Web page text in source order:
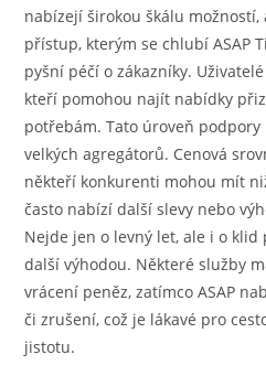
nabízejí širokou škálu
přístup, kterým se chlubí ASAP
pyšní péčí o zákazníky.
kteří pomohou najít nabídky
potřebám. Tato úroveň
velkých agregátorů. Cenová
někteří konkurenti mohou mít
často nabízí další slevy nebo
Nejde jen o levný let, ale i o
další výhodou. Některé služby
vrácení peněz, zatímco ASAP
či zrušení, což je lákavé pro
jistotu.